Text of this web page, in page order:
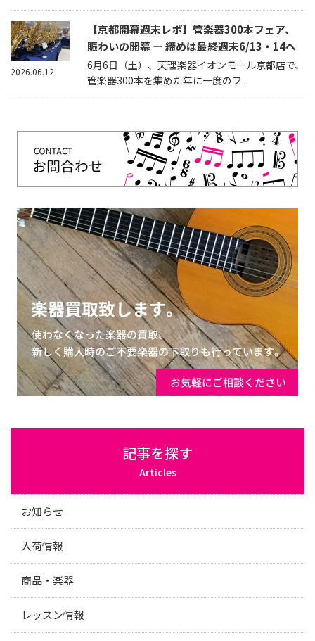
【京都開幕週末レポ】管楽器300本フェア、
賑わいの開幕 — 締めは最終週末6/13・14へ
6月6日（土）、天理楽器イオンモール京都店で、
管楽器300本を集めた年に一度のフ...
2026.06.12
記事を探す
Articles
お知らせ
入荷情報
商品・楽器
レッスン情報